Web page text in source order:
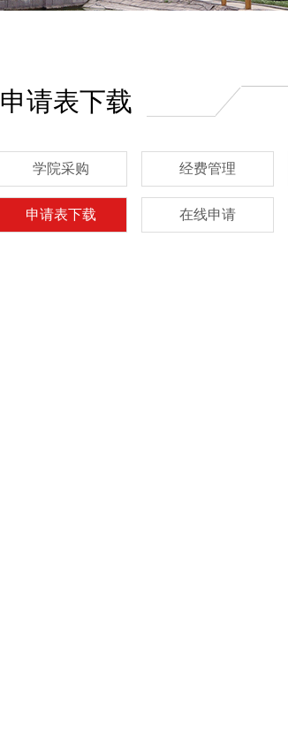
申请表下载
学院采购 经费管理
申请表下载 在线申请